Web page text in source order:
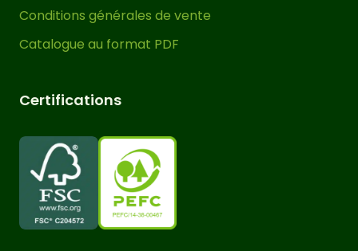
Conditions générales de vente
Catalogue au format PDF
Certifications